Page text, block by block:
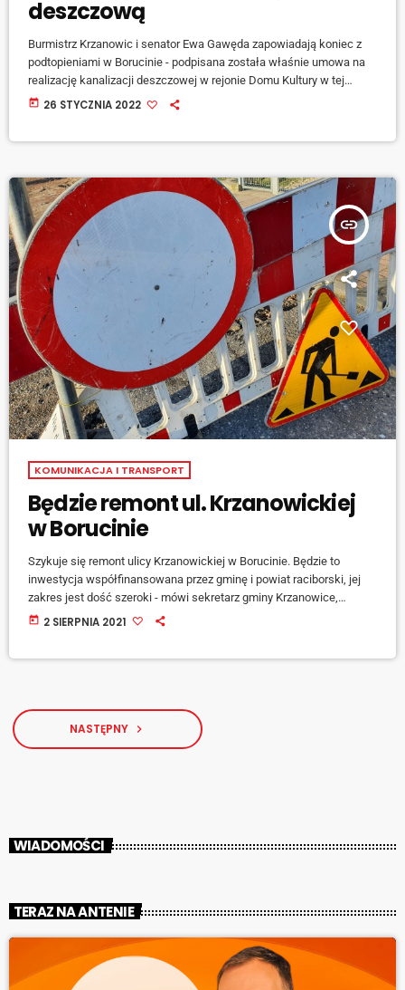
deszczową
Burmistrz Krzanowic i senator Ewa Gawęda zapowiadają koniec z
podtopieniami w Borucinie - podpisana została właśnie umowa na
realizację kanalizacji deszczowej w rejonie Domu Kultury w tej
miejscowości. Wartość zadania to blisko 3 miliony złotych, 80% tej
today 26 STYCZNIA 2022
insert_link
KOMUNIKACJA I TRANSPORT
Będzie remont ul. Krzanowickiej
w Borucinie
Szykuje się remont ulicy Krzanowickiej w Borucinie. Będzie to
inwestycja współfinansowana przez gminę i powiat raciborski, jej
zakres jest dość szeroki - mówi sekretarz gminy Krzanowice,
Joanna Tkocz. [jwplayer mediaid="122375"] Koszt wszystkich prac
today 2 SIERPNIA 2021
NASTĘPNY navigate_next
WIADOMOŚCI
TERAZ NA ANTENIE